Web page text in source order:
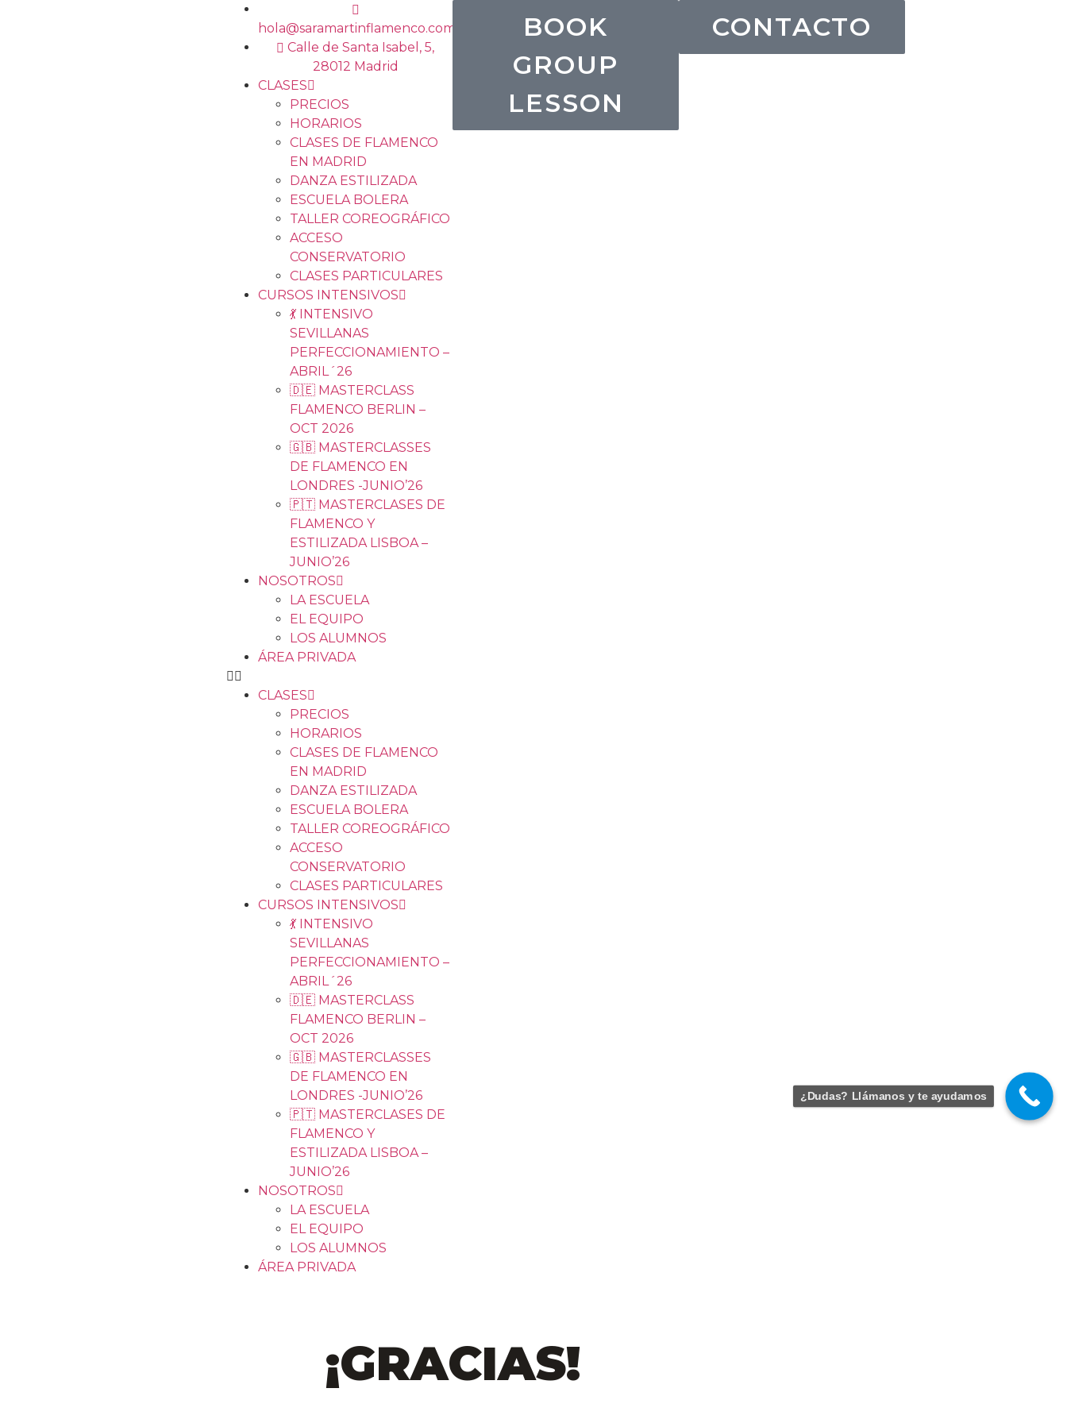
hola@saramartinflamenco.com
Calle de Santa Isabel, 5,
28012 Madrid
CLASES
PRECIOS
HORARIOS
CLASES DE FLAMENCO
EN MADRID
DANZA ESTILIZADA
ESCUELA BOLERA
TALLER COREOGRÁFICO
ACCESO
CONSERVATORIO
CLASES PARTICULARES
CURSOS INTENSIVOS
💃 INTENSIVO
SEVILLANAS
PERFECCIONAMIENTO –
ABRIL´26
🇩🇪 MASTERCLASS
FLAMENCO BERLIN –
OCT 2026
🇬🇧 MASTERCLASSES
DE FLAMENCO EN
LONDRES -JUNIO’26
🇵🇹 MASTERCLASES DE
FLAMENCO Y
ESTILIZADA LISBOA –
JUNIO’26
NOSOTROS
LA ESCUELA
EL EQUIPO
LOS ALUMNOS
ÁREA PRIVADA
CLASES
PRECIOS
HORARIOS
CLASES DE FLAMENCO
EN MADRID
DANZA ESTILIZADA
ESCUELA BOLERA
TALLER COREOGRÁFICO
ACCESO
CONSERVATORIO
CLASES PARTICULARES
CURSOS INTENSIVOS
💃 INTENSIVO
SEVILLANAS
PERFECCIONAMIENTO –
ABRIL´26
🇩🇪 MASTERCLASS
FLAMENCO BERLIN –
OCT 2026
🇬🇧 MASTERCLASSES
DE FLAMENCO EN
LONDRES -JUNIO’26
🇵🇹 MASTERCLASES DE
FLAMENCO Y
ESTILIZADA LISBOA –
JUNIO’26
NOSOTROS
LA ESCUELA
EL EQUIPO
LOS ALUMNOS
ÁREA PRIVADA
BOOK
GROUP
LESSON
CONTACTO
¡GRACIAS!
¿Dudas? Llámanos y te ayudamos